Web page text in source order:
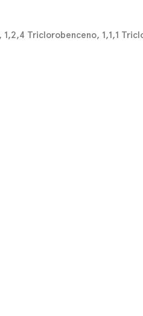
Triclorobenceno, 1,1,1